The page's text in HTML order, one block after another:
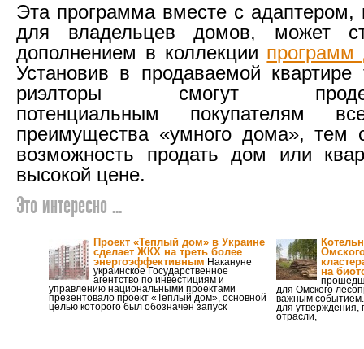
Эта программа вместе с
для владельцев домов, может
дополнением в коллекции программ
Установив в продаваемой квартире
риэлторы смогут
потенциальным покупателям
преимущества «умного дома», тем
возможность продать дом или
высокой цене.
Это интересно ...
Проект «Теплый дом» в Украине
сделает ЖКХ на треть более
энергоэффективным Накануне
украинское Государственное
агентство по инвестициям и
управлению национальными проектами
презентовало проект «Теплый дом», основной
целью которого был обозначен запуск
на
для Омского
важным
для утверждения,
отрасли,